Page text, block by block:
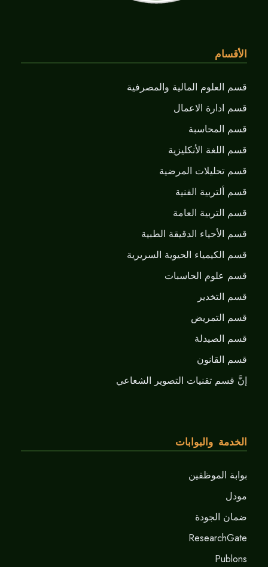
الأقسام
قسم العلوم المالية والمصرفية
قسم ادارة الاعمال
قسم المحاسبة
قسم اللغة الأنكليزية
قسم تحليلات المرضية
قسم ألتربية الفنية
قسم التربية العامة
قسم الأحياء الدقيقة الطبية
قسم الكيمياء الحيوية السريرية
قسم علوم الحاسبات
قسم التخدير
قسم التمريض
قسم الصيدلة
قسم القانون
إنَّ قسم تقنيات التصوير الشعاعي
الخدمة والبوابات
بوابة الموظفين
مودل
ضمان الجودة
ResearchGate
Publons